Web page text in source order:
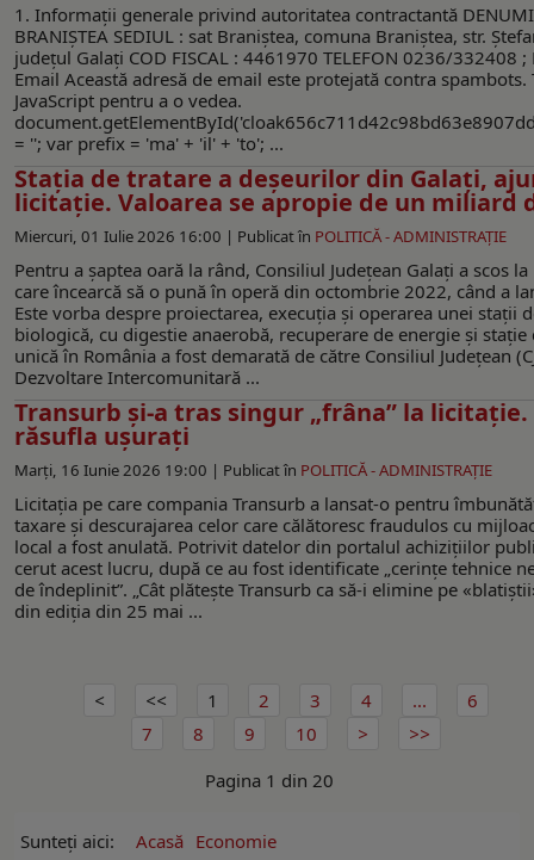
1. Informaţii generale privind autoritatea contractantă
BRANIŞTEA SEDIUL : sat Braniştea, comuna Braniştea, str.
judeţul Galaţi COD FISCAL : 4461970 TELEFON 0236/332408
Email Această adresă de email este protejată contra spambots.
JavaScript pentru a o vedea.
= ''; var prefix = 'ma' + 'il' + 'to'; ...
Stația de tratare a deșeurilor din Galați,
licitație. Valoarea se apropie de un miliard
Miercuri, 01 Iulie 2026 16:00 | Publicat în POLITICĂ - ADMINISTRAŢIE
Pentru a șaptea oară la rând, Consiliul Județean Galați a scos
care încearcă să o pună în operă din octombrie 2022, când a
Este vorba despre proiectarea, execuția și operarea unei stații
biologică, cu digestie anaerobă, recuperare de energie și stație
unică în România a fost demarată de către Consiliul Județean
Dezvoltare Intercomunitară ...
Transurb și-a tras singur „frâna” la
răsufla ușurați
Marți, 16 Iunie 2026 19:00 | Publicat în POLITICĂ - ADMINISTRAŢIE
Licitația pe care compania Transurb a lansat-o pentru
taxare și descurajarea celor care călătoresc fraudulos cu
local a fost anulată. Potrivit datelor din portalul achizițiilor
cerut acest lucru, după ce au fost identificate „cerințe tehnice
de îndeplinit”. „Cât plătește Transurb ca să-i elimine pe
din ediția din 25 mai ...
1 2 3 4 ...
6
7
8 9
10
Pagina 1 din 20
Sunteți aici: Acasă Economie